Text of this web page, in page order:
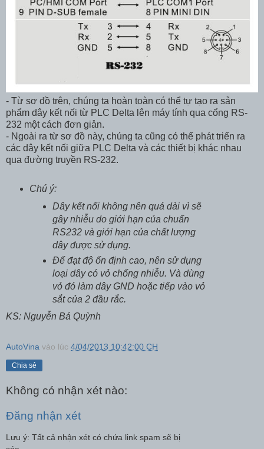
- Từ sơ đồ trên, chúng ta hoàn toàn có thể tự tạo ra sản
phẩm dây kết nối từ PLC Delta lên máy tính qua cổng RS-
232 một cách đơn giản.
- Ngoài ra từ sơ đồ này, chúng ta cũng có thể phát triển ra
các dây kết nối giữa PLC Delta và các thiết bị khác nhau
qua đường truyền RS-232.
Chú ý:
Dây kết nối không nên quá dài vì sẽ
gây nhiễu do giới hạn của chuẩn
RS232 và giới hạn của chất lượng
dây được sử dụng.
Để đạt độ ổn định cao, nên sử dụng
loại dây có vỏ chống nhiễu. Và dùng
vỏ đó làm dây GND hoặc tiếp vào vỏ
sắt của 2 đầu rắc.
KS: Nguyễn Bá Quỳnh
AutoVina vào lúc 4/04/2013 10:42:00 CH
Chia sẻ
Không có nhận xét nào:
Đăng nhận xét
Lưu ý: Tất cả nhận xét có chứa link spam sẽ bị